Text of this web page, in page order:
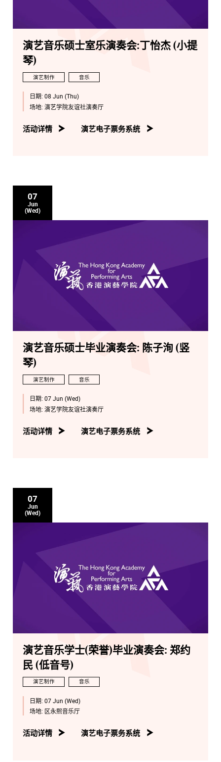
演艺音乐硕士室乐演奏会:丁怡杰 (小提
琴)
演艺制作 音乐
日期: 08 Jun (Thu)
场地: 演艺学院友谊社演奏厅
活动详情 演艺电子票务系统
07
Jun
(Wed)
演艺音乐硕士毕业演奏会: 陈子洵 (竖
琴)
演艺制作 音乐
日期: 07 Jun (Wed)
场地: 演艺学院友谊社演奏厅
活动详情 演艺电子票务系统
07
Jun
(Wed)
演艺音乐学士(荣誉)毕业演奏会: 郑约
民 (低音号)
演艺制作 音乐
日期: 07 Jun (Wed)
场地: 区永熙音乐厅
活动详情 演艺电子票务系统